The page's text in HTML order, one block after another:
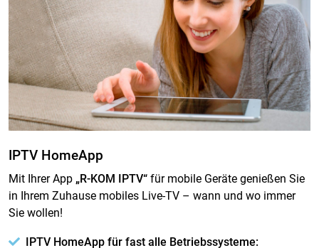
IPTV HomeApp
Mit Ihrer App „R-KOM IPTV“ für mobile Geräte genießen Sie
in Ihrem Zuhause mobiles Live-TV – wann und wo immer
Sie wollen!
IPTV HomeApp für fast alle Betriebssysteme: